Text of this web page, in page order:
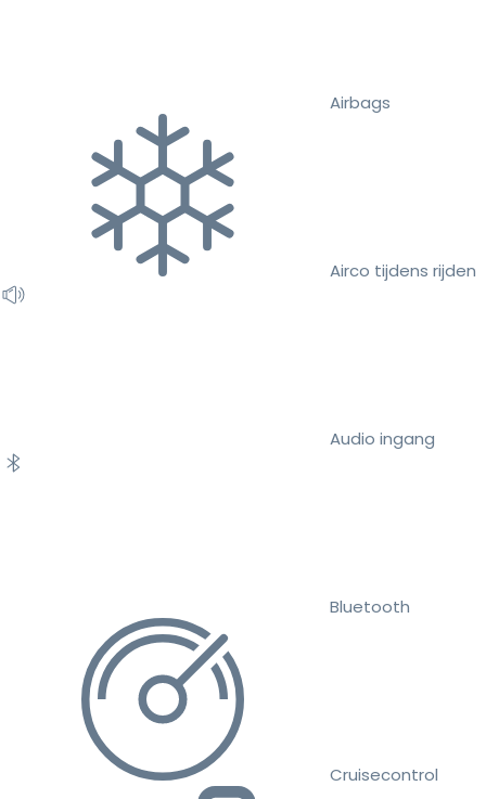
Airbags
Airco tijdens rijden
Audio ingang
Bluetooth
Cruisecontrol